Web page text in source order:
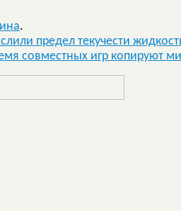
.
предел текучести
совместных игр копируют